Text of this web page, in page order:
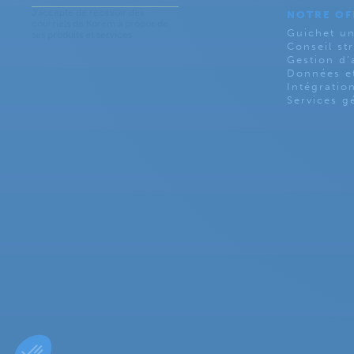
NOTRE
Guichet
Conseil
Gestion
Données
Services